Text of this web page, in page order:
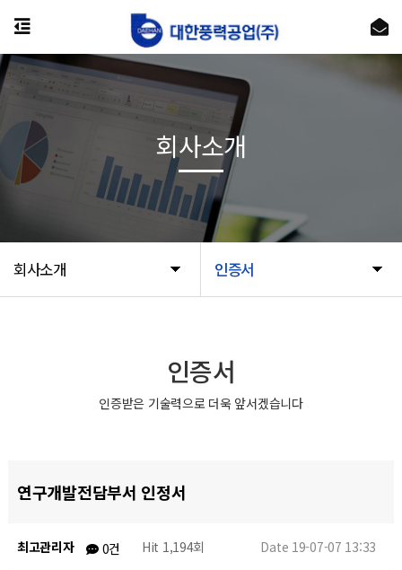
회사소개 인증서
회사소개
인증서
인증받은 기술력으로 더욱 앞서겠습니다
연구개발전담부서 인정서
최고관리자 0건 Hit 1,194회 Date 19-07-07 13:33